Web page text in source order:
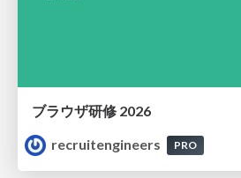
ブラウザ研修 2026
recruitengineers
PRO